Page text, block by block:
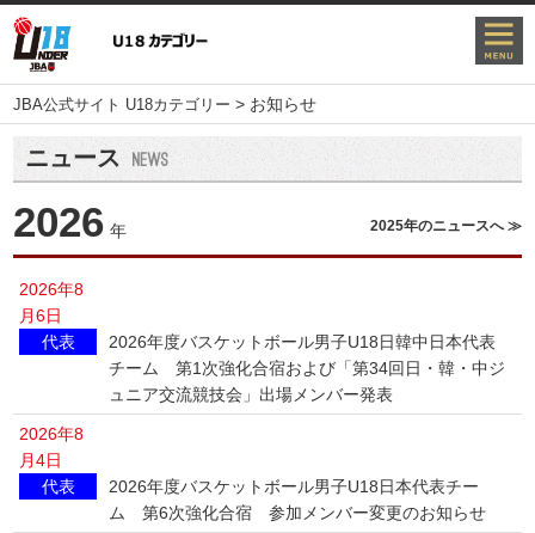
JBA公式サイト U18カテゴリー > お知らせ
ニュース
2026 年 2025年のニュースへ ≫
2026年8
月6日
代表
2026年度バスケットボール男子U18日韓中日本代表
チーム 第1次強化合宿および「第34回日・韓・中ジ
ュニア交流競技会」出場メンバー発表
2026年8
月4日
代表
2026年度バスケットボール男子U18日本代表チー
ム 第6次強化合宿 参加メンバー変更のお知らせ